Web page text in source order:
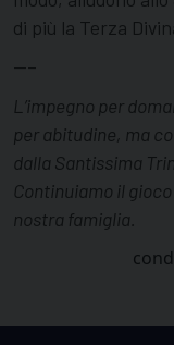
di più la Terza
—–
L’impegno per
per abitudine, ma
dalla Santissima
Continuiamo il
nostra famiglia.